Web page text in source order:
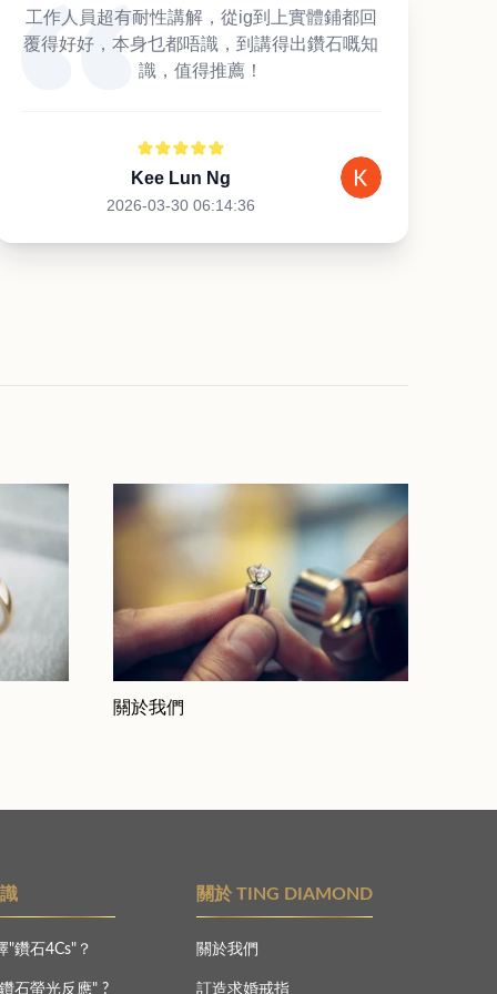
工作人員超有耐性講解，從ig到上實體鋪都回
覆得好好，本身乜都唔識，到講得出鑽石嘅知
識，值得推薦！
Kee Lun Ng
2026-03-30 06:14:36
關於我們
"鑽石4Cs"？
石螢光反應" ?
關於 TING DIAMOND
關於我們
訂造求婚戒指